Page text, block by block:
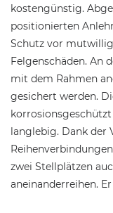
kostengünstig.
positionierten
Schutz vor
Felgenschäden. An
mit dem Rahmen
gesichert werden.
langlebig. Dank der
zwei Stellplätzen
aneinanderreihen.